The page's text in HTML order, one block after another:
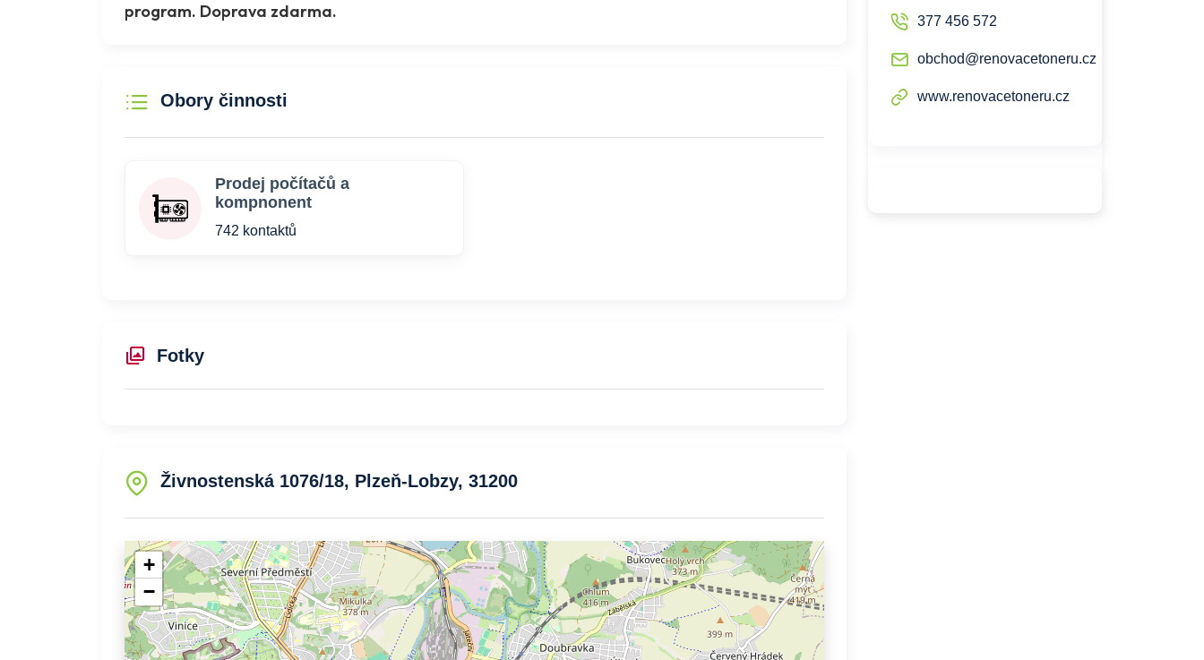
program. Doprava zdarma.
Obory činnosti
Prodej počítačů a
kompnonent
742 kontaktů
Fotky
Živnostenská 1076/18, Plzeň-Lobzy, 31200
+
−
377 456 572
obchod@renovacetoneru.cz
www.renovacetoneru.cz